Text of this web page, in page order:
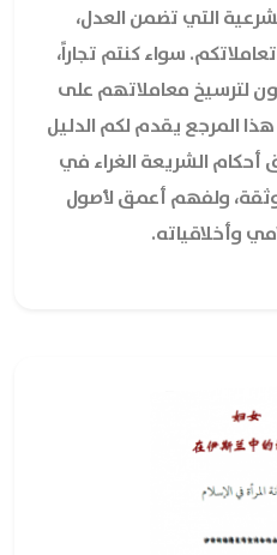
التي تضمن العدل،
سواء كنتم تجاراً،
لترسيخ معاملاتهم على
المرجع يقدم لكم الدليل
الشريعة الغراء في
وثقة، ولفهم أعمق لأصول
وأخلاقياته.